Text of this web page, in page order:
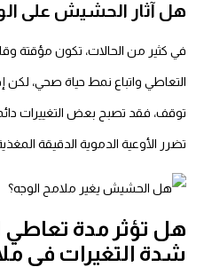
آثار الحشيش على الوجه
كثير من الحالات، تكون مؤقتة
واتباع نمط حياة صحي، لكن إذا
فقد تصبح بعض التغييرات دائمة،
الأوعية الدموية الدقيقة المغذية
تؤثر مدة تعاطي
التغيرات في